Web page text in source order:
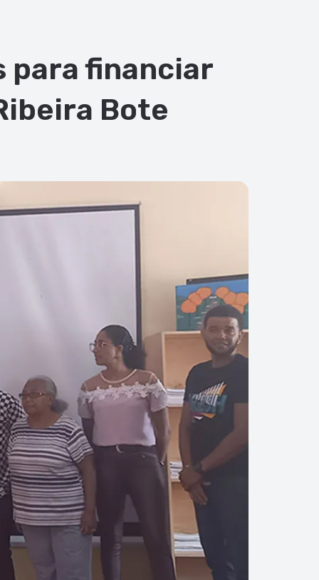
para financiar
Bote